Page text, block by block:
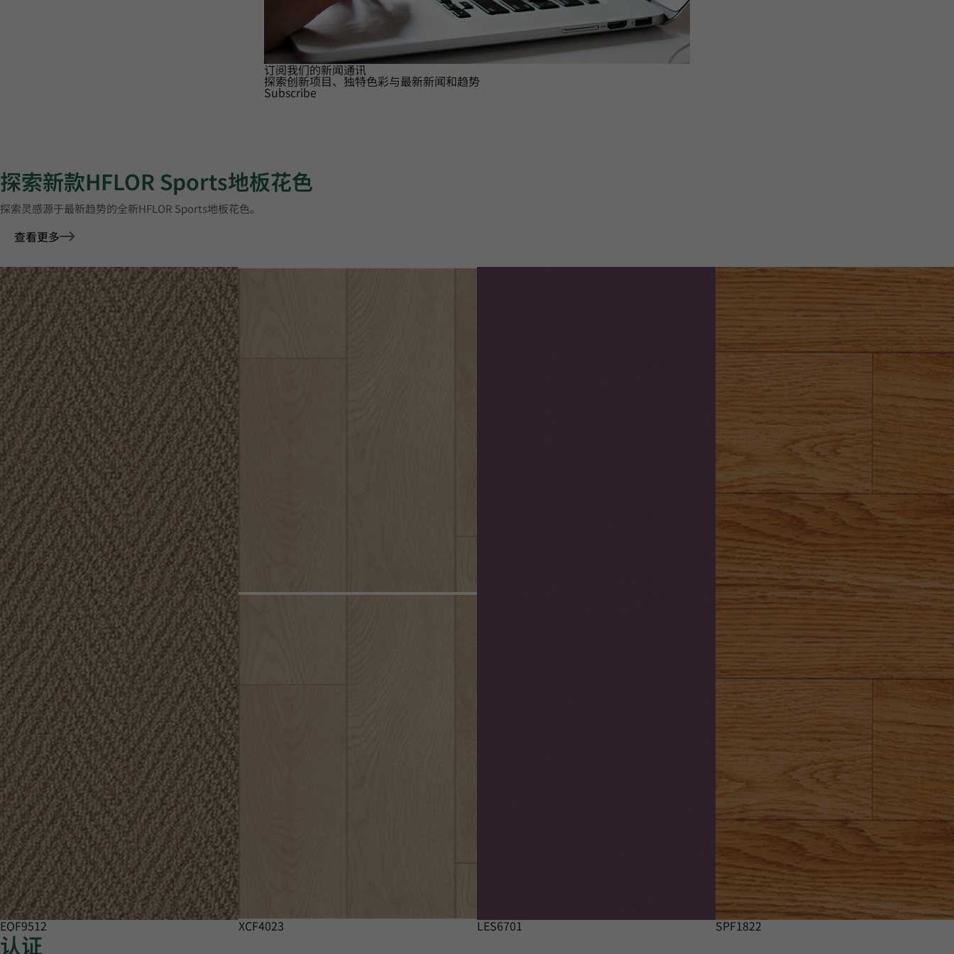
订阅我们的新闻通讯
探索创新项目、独特色彩与最新新闻和趋势
Subscribe
探索新款HFLOR Sports地板花色
探索灵感源于最新趋势的全新HFLOR Sports地板花色。
查看更多
EQF9512 XCF4023 LES6701 SPF1822
认证